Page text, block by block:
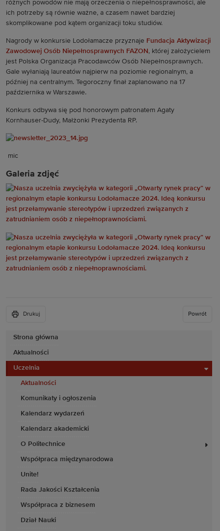
Strona główna
Aktualności
Uczelnia
Aktualności
Komunikaty i ogłoszenia
Kalendarz wydarzeń
Kalendarz akademicki
O Politechnice
Współpraca międzynarodowa
Unite!
Rada Jakości Kształcenia
Współpraca z biznesem
Dział Nauki
różnych powodów nie mają orzeczenia o niepełnosprawności, ale
ich potrzeby są równie ważne, a czasem nawet bardziej
skomplikowane pod kątem organizacji toku studiów.
Nagrody w konkursie Lodołamacze przyznaje Fundacja Aktywizacji
Zawodowej Osób Niepełnosprawnych FAZON , której założycielem
jest Polska Organizacja Pracodawców Osób Niepełnosprawnych.
Gale wyłaniają laureatów najpierw na poziomie regionalnym, a
później na centralnym. Tegoroczny finał zaplanowano na 17
października w Warszawie.
Konkurs odbywa się pod honorowym patronatem Agaty
Kornhauser-Dudy, Małżonki Prezydenta RP.
mic
Galeria zdjęć
Drukuj Powrót